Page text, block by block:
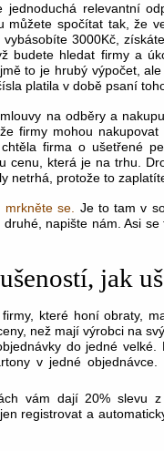
jednoduchá relevantní
můžete spočítat tak, že
3000Kč,
budete hledat firmy a
to je hrubý výpočet,
platila v době psaní
na odběry a
firmy mohou
firma o ušetřené
cenu, která je na trhu.
netrhá, protože to
se.
Je to tam v
napište nám. Asi
jak
které honí obraty,
než mají výrobci na
do jedné
v jedné
vám dají 20% slevu
registrovat a